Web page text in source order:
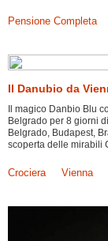
Pensione Completa
Il Danubio da
Il magico Danbio Blu
Belgrado per 8 giorni
Belgrado, Budapest,
scoperta delle mirabili
Crociera Vienna